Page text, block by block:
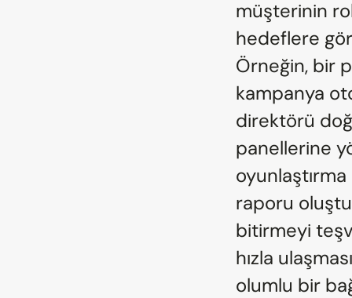
müşterinin
hedeflere
Örneğin, bir
kampanya
direktörü
panellerine
raporu
bitirmeyi
hızla
olumlu bir